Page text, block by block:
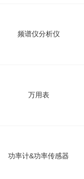
频谱仪分析仪
万用表
功率计&功率传感器